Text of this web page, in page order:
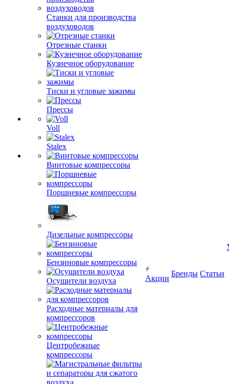
Станки для производства
воздуховодов
Отрезные станки
Кузнечное оборудование
Тиски и угловые зажимы
Прессы
Voll
Stalex
Винтовые компрессоры
Поршневые компрессоры
Дизельные компрессоры
Бензиновые компрессоры
Осушители воздуха
Расходные материалы для
компрессоров
Центробежные
компрессоры
Акции